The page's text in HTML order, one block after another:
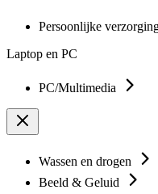
Persoonlijke
Laptop en PC
PC/Multimedia
Wassen en drogen
Beeld & Geluid